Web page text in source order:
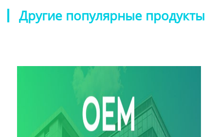
Другие популярные продукты